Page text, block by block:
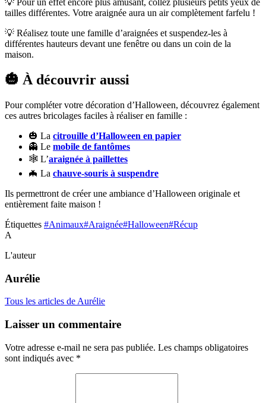
💡 Pour un effet encore plus amusant, collez plusieurs petits yeux de
tailles différentes. Votre araignée aura un air complètement farfelu !
💡 Réalisez toute une famille d’araignées et suspendez-les à
différentes hauteurs devant une fenêtre ou dans un coin de la
maison.
🎃 À découvrir aussi
Pour compléter votre décoration d’Halloween, découvrez également
ces autres bricolages faciles à réaliser en famille :
🎃 La citrouille d’Halloween en papier
👻 Le mobile de fantômes
🕸️ L’araignée à paillettes
🦇 La chauve-souris à suspendre
Ils permettront de créer une ambiance d’Halloween originale et
entièrement faite maison !
Étiquettes #Animaux#Araignée#Halloween#Récup
A
L'auteur
Aurélie
Tous les articles de Aurélie
Laisser un commentaire
Votre adresse e-mail ne sera pas publiée. Les champs obligatoires
sont indiqués avec *